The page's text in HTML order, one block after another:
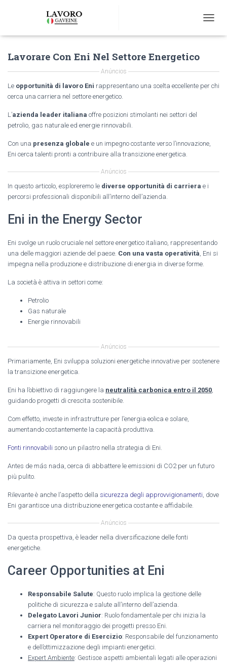
O
E
N
T
Lavorare Con Eni Nel Settore Energetico
Anúncios
Le opportunità di lavoro Eni rappresentano una scelta eccellente per chi
cerca una carriera nel settore energetico.
L’azienda leader italiana offre posizioni stimolanti nei settori del
petrolio, gas naturale ed energie rinnovabili.
Con una presenza globale e un impegno costante verso l’innovazione,
Eni cerca talenti pronti a contribuire alla transizione energetica.
Anúncios
In questo articolo, esploreremo le diverse opportunità di carriera e i
percorsi professionali disponibili all’interno dell’azienda.
Eni in the Energy Sector
Eni svolge un ruolo cruciale nel settore energetico italiano, rappresentando
una delle maggiori aziende del paese. Con una vasta operatività , Eni si
impegna nella produzione e distribuzione di energia in diverse forme.
La società è attiva in settori come:
Petrolio
Gas naturale
Energie rinnovabili
Anúncios
Primariamente, Eni sviluppa soluzioni energetiche innovative per sostenere
la transizione energetica.
Eni ha l’obiettivo di raggiungere la neutralità carbonica entro il 2050
guidando progetti di crescita sostenibile.
Com effetto, investe in infrastrutture per l’energia eolica e solare,
aumentando costantemente la capacità produttiva.
Fonti rinnovabili sono un pilastro nella strategia di Eni.
Antes de más nada, cerca di abbattere le emissioni di CO2 per un futuro
più pulito.
Rilevante è anche l’aspetto della sicurezza degli approvvigionamenti , dove
Eni garantisce una distribuzione energetica costante e affidabile.
Anúncios
Da questa prospettiva, è leader nella diversificazione delle fonti
energetiche.
Career Opportunities at Eni
Responsabile Salute: Questo ruolo implica la gestione delle
politiche di sicurezza e salute all’interno dell’azienda.
Delegato Lavori Junior: Ruolo fondamentale per chi inizia la
carriera nel monitoraggio dei progetti presso Eni.
Expert Operatore di Esercizio: Responsabile del funzionamento
e dell’ottimizzazione degli impianti energetici.
Expert Ambiente: Gestisce aspetti ambientali legati alle operazioni